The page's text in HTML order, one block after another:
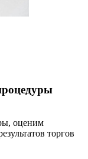
оценим
торгов